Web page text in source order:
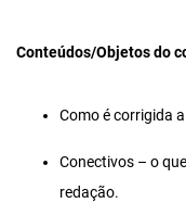
Conteúdos/Objetos do
Como é corrigida
Conectivos – o
redação.